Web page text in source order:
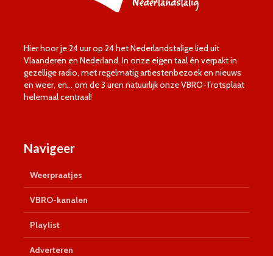
Hier hoor je 24 uur op 24 het Nederlandstalige lied uit
Vlaanderen en Nederland. In onze eigen taal én verpakt in
gezellige radio, met regelmatig artiestenbezoek en nieuws
en weer, en… om de 3 uren natuurlijk onze VBRO-Trotsplaat
helemaal centraal!
Navigeer
Weerpraatjes
VBRO-kanalen
Playlist
Adverteren